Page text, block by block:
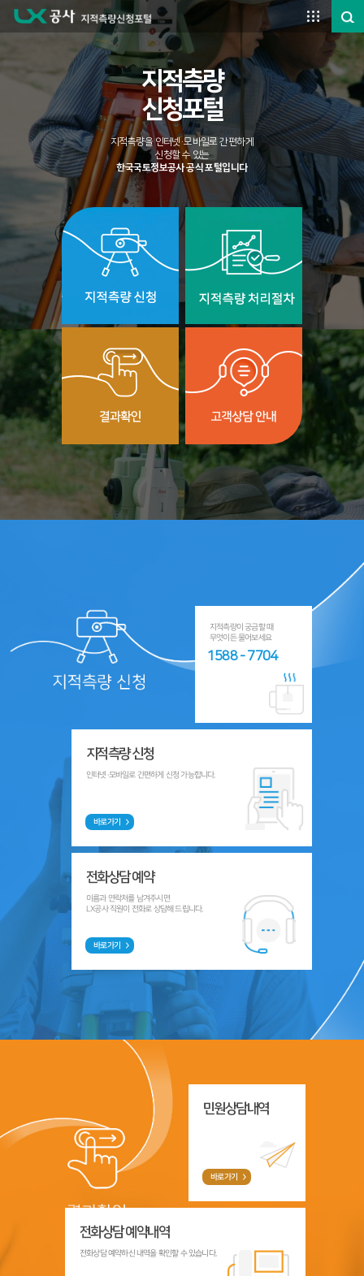
지적측량
신청포털
지적측량을 인터넷·모바일로 간편하게
신청할 수 있는
한국국토정보공사 공식 포털입니다
지적측량이 궁금할 때
무엇이든 물어보세요
1588 - 7704
지적측량 신청
인터넷·모바일로 간편하게 신청 가능합니다.
바로가기
전화상담 예약
이름과 연락처를 남겨주시면
LX공사 직원이 전화로 상담해 드립니다.
바로가기
전화상담 예약내역
전화상담 예약하신 내역을 확인할 수 있습니다.
민원상담내역
바로가기